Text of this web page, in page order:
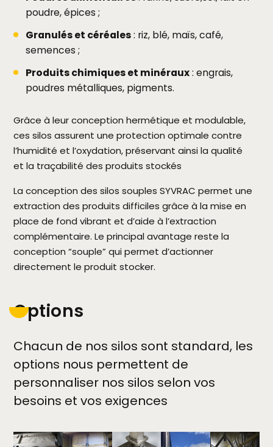
poudre, épices ;
Granulés et céréales: riz, blé, maïs, café,
semences ;
Produits chimiques et minéraux: engrais,
poudres métalliques, pigments.
Grâce à leur conception hermétique et modulable,
ces silos assurent une protection optimale contre
l’humidité et l’oxydation, préservant ainsi la qualité
et la traçabilité des produits stockés
La conception des silos souples SYVRAC permet une
extraction des produits difficiles grâce à la mise en
place de fond vibrant et d’aide à l’extraction
complémentaire. Le principal avantage reste la
conception “souple” qui permet d’actionner
directement le produit stocker.
Options
Chacun de nos silos sont standard, les
options nous permettent de
personnaliser nos silos selon vos
besoins et vos exigences